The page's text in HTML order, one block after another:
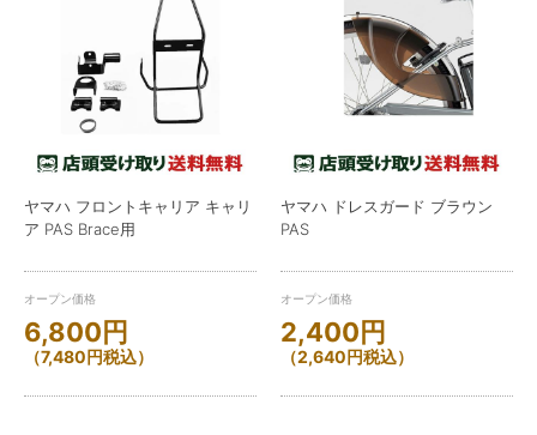
ヤマハ フロントキャリア キャリ
ア PAS Brace用
オープン価格
6,800円
（7,480円税込）
ヤマハ ドレスガード ブラウン
PAS
オープン価格
2,400円
（2,640円税込）